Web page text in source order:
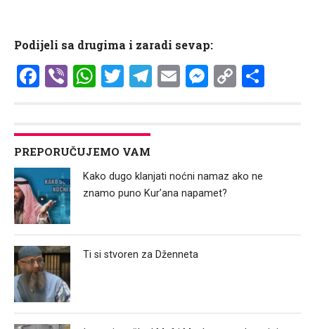
Podijeli sa drugima i zaradi sevap:
Facebook
ViberWhatsApp
Twitter
Telegram
EmailCopy
PREPORUČUJEMO VAM
Kako dugo klanjati noćni namaz ako ne
znamo puno Kur’ana napamet?
Ti si stvoren za Dženneta